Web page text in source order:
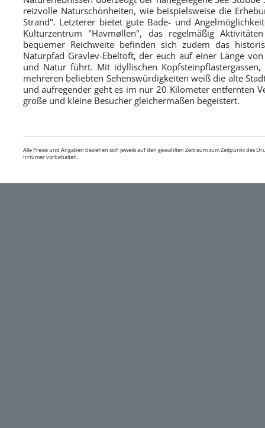
reizvolle Naturschönheiten, wie beispielsweise die
Strand". Letzterer bietet gute Bade- und
Kulturzentrum "Havmøllen", das regelmäßig
bequemer Reichweite befinden sich zudem das
Naturpfad Gravlev-Ebeltoft, der euch auf einer Länge
und Natur führt. Mit idyllischen
mehreren beliebten Sehenswürdigkeiten weiß die alte
und aufregender geht es im nur 20 Kilometer entfernten
große und kleine Besucher gleichermaßen begeistert.
Alle Preise und Angaben beziehen sich jeweils auf den gewählten Zeitraum zum Zeitpunkt des
Irrtümer vorbehalten.